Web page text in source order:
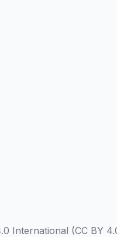
International (CC BY